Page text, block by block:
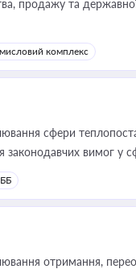
продажу та
комплекс
сфери
вимог у
отримання,